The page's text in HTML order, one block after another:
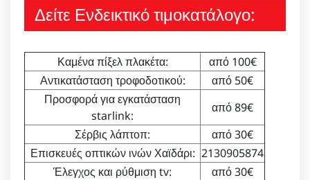
Δείτε Ενδεικτικό τιμοκατάλογο:
Καμένα πίξελ πλακέτα:
από 100€
Αντικατάσταση τροφοδοτικού:
από 50€
Προσφορά για εγκατάσταση
starlink:
από 89€
Σέρβις λάπτοπ:
από 30€
Επισκευές οπτικών ινών Χαϊδάρι: 2130905874
Έλεγχος και ρύθμιση tv:
από 30€